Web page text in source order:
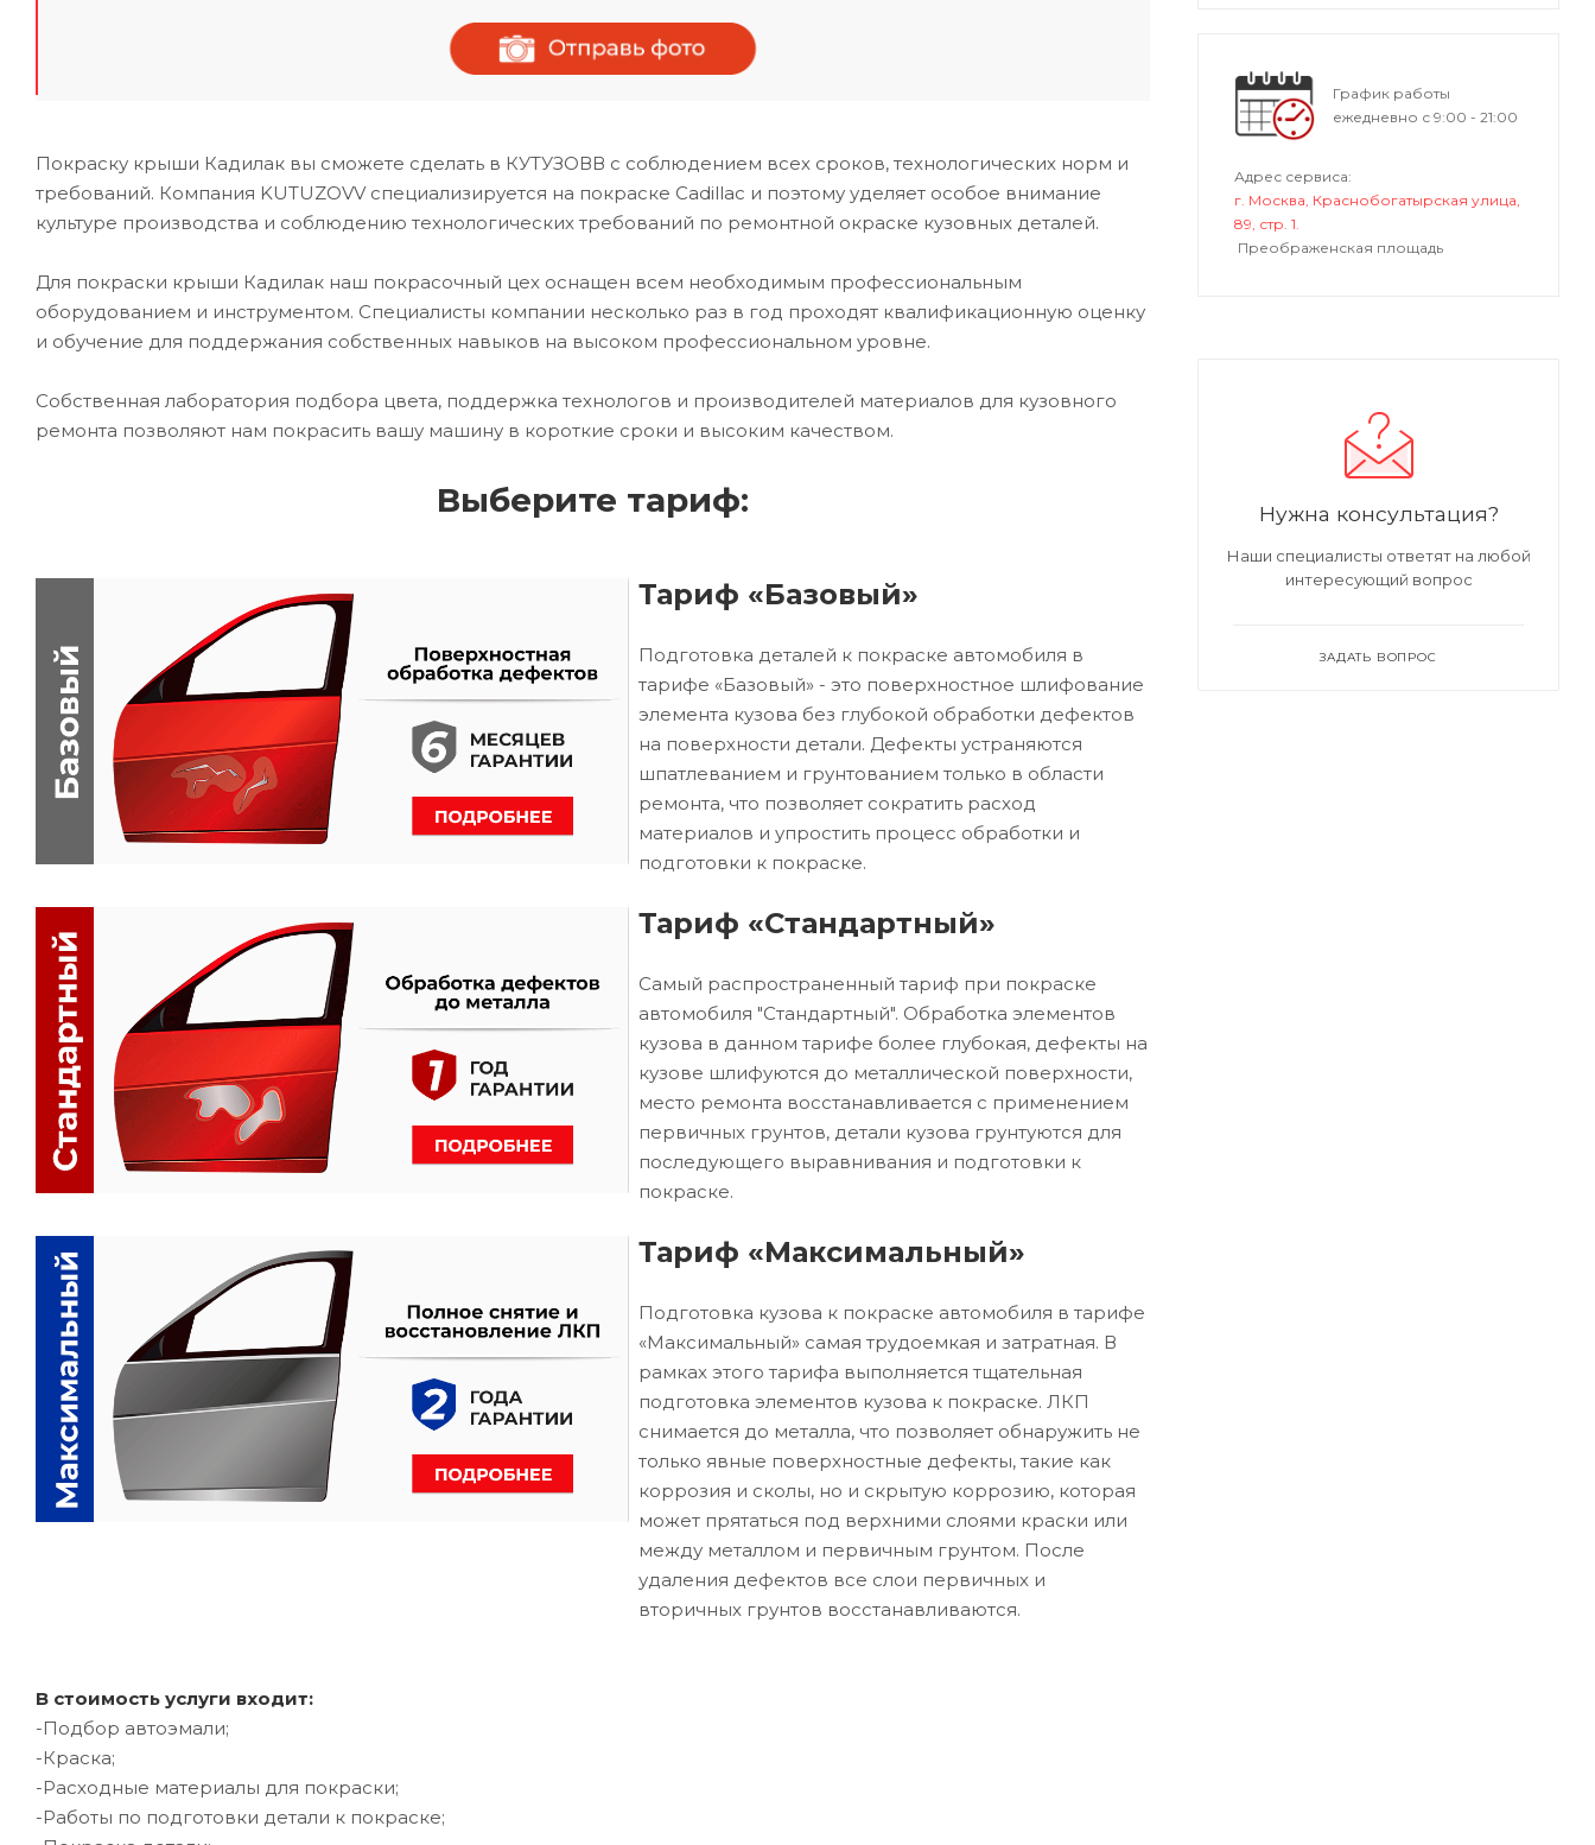
Покраску крыши Кадилак вы сможете сделать в КУТУЗОВВ с соблюдением всех сроков, технологических норм и
требований. Компания KUTUZOVV специализируется на покраске Cadillac и поэтому уделяет особое внимание
культуре производства и соблюдению технологических требований по ремонтной окраске кузовных деталей.
Для покраски крыши Кадилак наш покрасочный цех оснащен всем необходимым профессиональным
оборудованием и инструментом. Специалисты компании несколько раз в год проходят квалификационную оценку
и обучение для поддержания собственных навыков на высоком профессиональном уровне.
Собственная лаборатория подбора цвета, поддержка технологов и производителей материалов для кузовного
ремонта позволяют нам покрасить вашу машину в короткие сроки и высоким качеством.
Выберите тариф:
Тариф «Базовый»
Подготовка деталей к покраске автомобиля в
тарифе «Базовый» - это поверхностное шлифование
элемента кузова без глубокой обработки дефектов
на поверхности детали. Дефекты устраняются
шпатлеванием и грунтованием только в области
ремонта, что позволяет сократить расход
материалов и упростить процесс обработки и
подготовки к покраске.
Тариф «Стандартный»
Самый распространенный тариф при покраске
автомобиля "Стандартный". Обработка элементов
кузова в данном тарифе более глубокая, дефекты на
кузове шлифуются до металлической поверхности,
место ремонта восстанавливается с применением
первичных грунтов, детали кузова грунтуются для
последующего выравнивания и подготовки к
покраске.
Тариф «Максимальный»
Подготовка кузова к покраске автомобиля в тарифе
«Максимальный» самая трудоемкая и затратная. В
рамках этого тарифа выполняется тщательная
подготовка элементов кузова к покраске. ЛКП
снимается до металла, что позволяет обнаружить не
только явные поверхностные дефекты, такие как
коррозия и сколы, но и скрытую коррозию, которая
может прятаться под верхними слоями краски или
между металлом и первичным грунтом. После
удаления дефектов все слои первичных и
вторичных грунтов восстанавливаются.
В стоимость услуги входит:
-Подбор автоэмали;
-Краска;
-Расходные материалы для покраски;
-Работы по подготовки детали к покраске;
График работы
ежедневно с 9:00 - 21:00
Адрес сервиса:
г. Москва, Краснобогатырская улица,
89, стр. 1.
Преображенская площадь
Нужна консультация?
Наши специалисты ответят на любой
интересующий вопрос
ЗАДАТЬ ВОПРОС